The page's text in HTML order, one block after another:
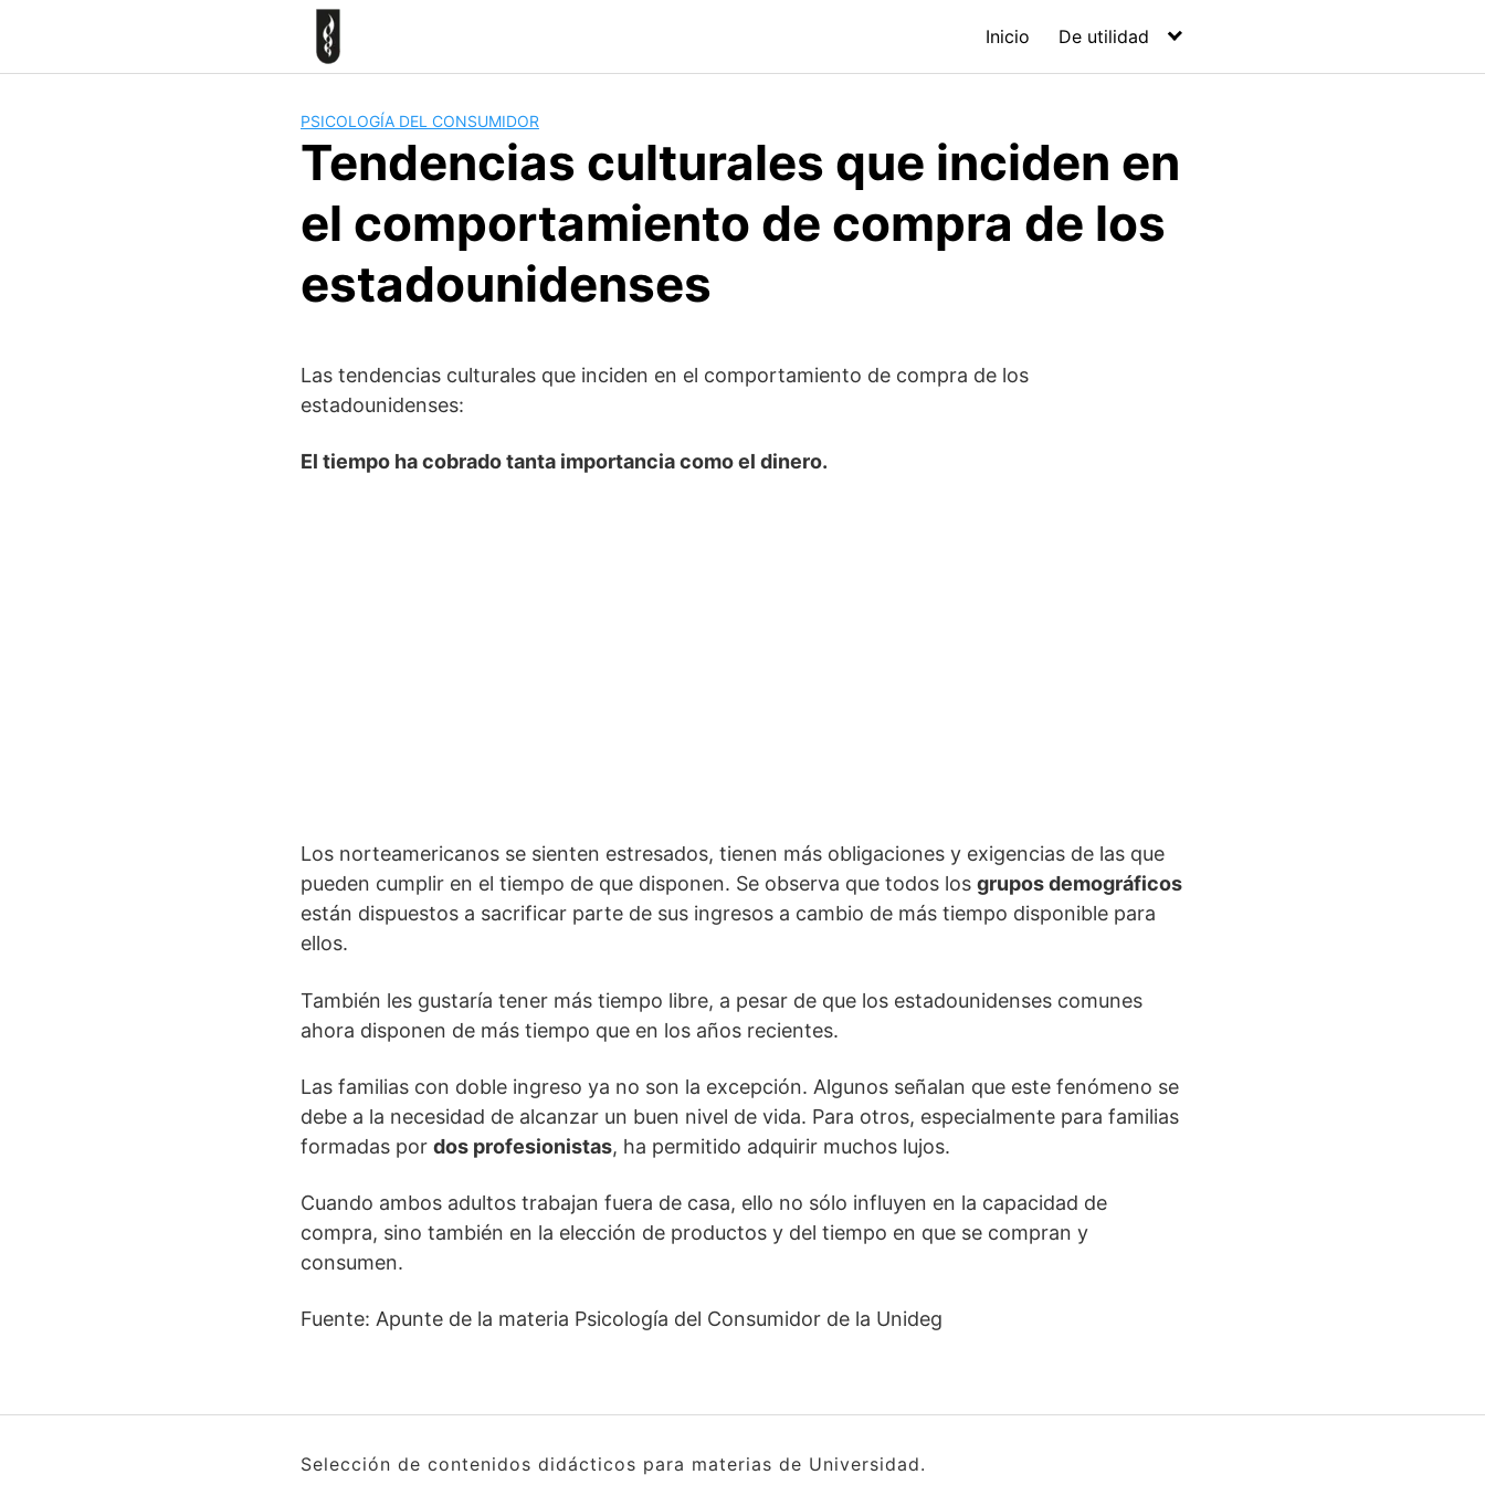
Inicio De utilidad
PSICOLOGÍA DEL CONSUMIDOR
Tendencias culturales que inciden en
el comportamiento de compra de los
estadounidenses
Las tendencias culturales que inciden en el comportamiento de compra de los
estadounidenses:
El tiempo ha cobrado tanta importancia como el dinero.
Los norteamericanos se sienten estresados, tienen más obligaciones y exigencias de las que
pueden cumplir en el tiempo de que disponen. Se observa que todos los grupos demográficos
están dispuestos a sacrificar parte de sus ingresos a cambio de más tiempo disponible para
ellos.
También les gustaría tener más tiempo libre, a pesar de que los estadounidenses comunes
ahora disponen de más tiempo que en los años recientes.
Las familias con doble ingreso ya no son la excepción. Algunos señalan que este fenómeno se
debe a la necesidad de alcanzar un buen nivel de vida. Para otros, especialmente para familias
formadas por dos profesionistas, ha permitido adquirir muchos lujos.
Cuando ambos adultos trabajan fuera de casa, ello no sólo influyen en la capacidad de
compra, sino también en la elección de productos y del tiempo en que se compran y
consumen.
Fuente: Apunte de la materia Psicología del Consumidor de la Unideg
Selección de contenidos didácticos para materias de Universidad.